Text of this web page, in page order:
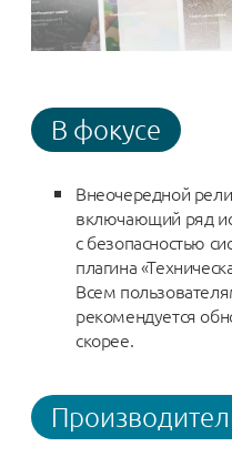
В фокусе
Внеочередной
включающий ряд
с безопасностью
плагина
Всем
рекомендуется
скорее.